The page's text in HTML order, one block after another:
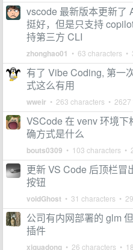
vscode 最新版本更新了
挺好，但是只支持
持第三方 CLI
zhonghao01 • 63 characters •
有了 Vibe Coding, 第一
式这么有用
wweir • 263 characters • 2627
VSCode 在 venv 环境
确方式是什么
bouts0309 • 103 characters •
更新 VS Code 后顶栏冒
按钮
voidGhost • 31 characters •
公司有内网部署的 glm
插件
xiguadong • 26 characters •